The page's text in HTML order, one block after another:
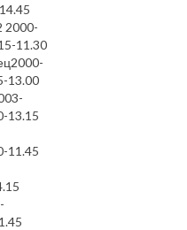
14.45
2000-
11.30
13.00
13.15
11.45